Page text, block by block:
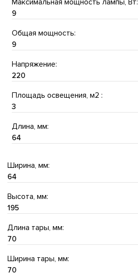
9
Общая мощность:
9
Напряжение:
220
Площадь освещения, м2 :
3
Длина, мм:
64
Ширина, мм:
64
Высота, мм:
195
Длина тары, мм:
70
Ширина тары, мм:
70